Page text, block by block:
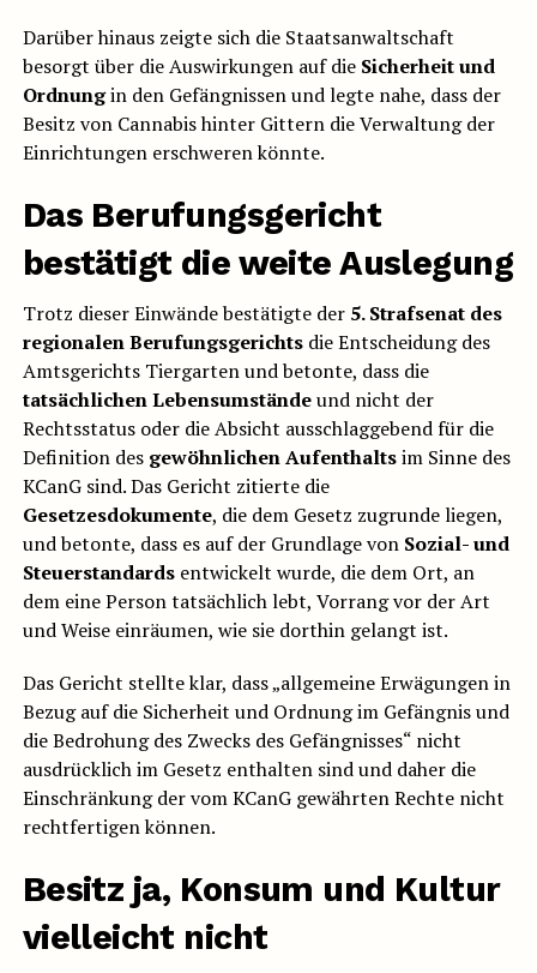
Darüber hinaus zeigte sich die Staatsanwaltschaft
besorgt über die Auswirkungen auf die Sicherheit und
Ordnungin den Gefängnissen und legte nahe, dass der
Besitz von Cannabis hinter Gittern die Verwaltung der
Einrichtungen erschweren könnte.
Das Berufungsgericht
bestätigt die weite Auslegung
Trotz dieser Einwände bestätigte der 5. Strafsenat des
regionalen Berufungsgerichtsdie Entscheidung des
Amtsgerichts Tiergarten und betonte, dass die
tatsächlichen Lebensumständeund nicht der
Rechtsstatus oder die Absicht ausschlaggebend für die
Definition des gewöhnlichen Aufenthaltsim Sinne des
KCanG sind. Das Gericht zitierte die
Gesetzesdokumente, die dem Gesetz zugrunde liegen,
und betonte, dass es auf der Grundlage von Sozial- und
Steuerstandardsentwickelt wurde, die dem Ort, an
dem eine Person tatsächlich lebt, Vorrang vor der Art
und Weise einräumen, wie sie dorthin gelangt ist.
Das Gericht stellte klar, dass „allgemeine Erwägungen in
Bezug auf die Sicherheit und Ordnung im Gefängnis und
die Bedrohung des Zwecks des Gefängnisses“ nicht
ausdrücklich im Gesetz enthalten sind und daher die
Einschränkung der vom KCanG gewährten Rechte nicht
rechtfertigen können.
Besitz ja, Konsum und Kultur
vielleicht nicht